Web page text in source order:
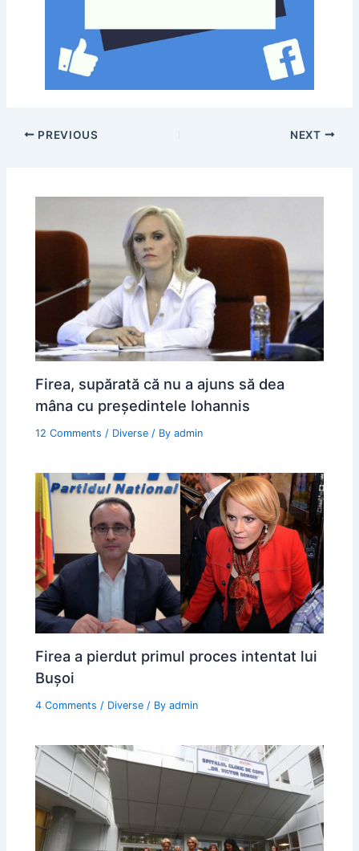
PREVIOUS NEXT
Firea, supărată că nu a ajuns să dea
mâna cu președintele Iohannis
12 Comments / Diverse / Byadmin
Firea a pierdut primul proces intentat lui
Bușoi
4 Comments / Diverse / Byadmin